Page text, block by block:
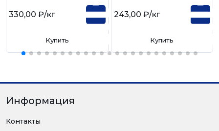
330,00 ₽/кг
Купить
243,00 ₽/кг
Купить
Информация
Контакты